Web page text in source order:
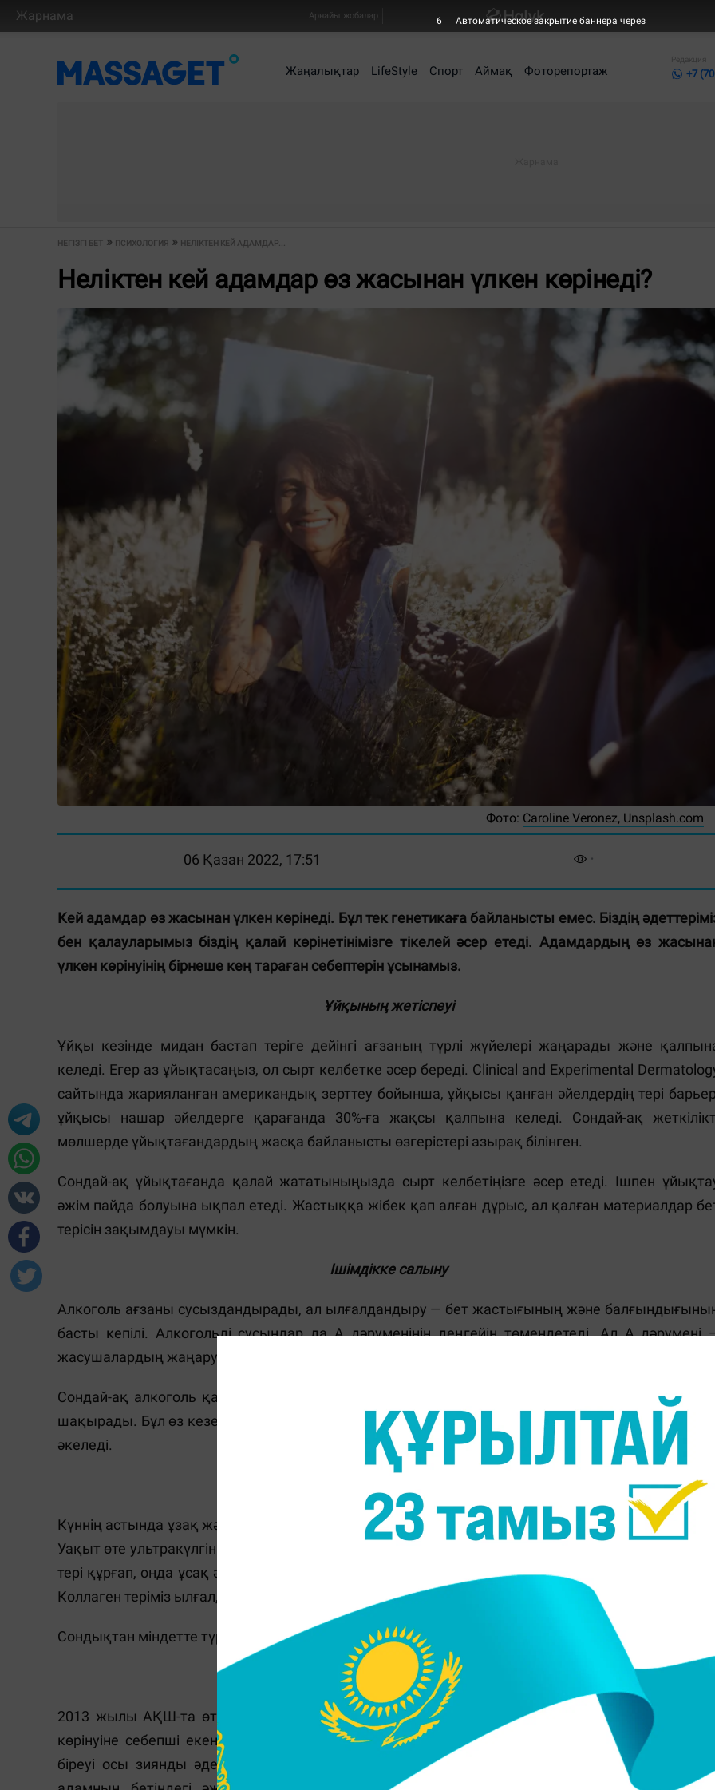
Жарнама Арнайы жобалар
Жаңалықтар LifeStyle Спорт Аймақ Фоторепортаж
Редакция
+7
НЕГІЗГІ БЕТ ПСИХОЛОГИЯ НЕЛІКТЕН КЕЙ АДАМДАР...
Неліктен кей адамдар өз жасынан үлкен көрінеді?
Фото: Caroline Veronez, Unsplash.com
06 Қазан 2022, 17:51
Кей адамдар өз жасынан үлкен көрінеді. Бұл тек генетикаға байланысты емес. Біздің
бен қалауларымыз біздің қалай көрінетінімізге тікелей әсер етеді. Адамдардың өз
үлкен көрінуінің бірнеше кең тараған себептерін ұсынамыз.
Ұйқының жетіспеуі
Ұйқы кезінде мидан бастап теріге дейінгі ағзаның түрлі жүйелері жаңарады және
келеді. Егер аз ұйықтасаңыз, ол сырт келбетке әсер береді. Clinical and Experimental
сайтында жарияланған американдық зерттеу бойынша, ұйқысы қанған әйелдердің тері
ұйқысы нашар әйелдерге қарағанда 30%-ға жақсы қалпына келеді. Сондай-ақ
мөлшерде ұйықтағандардың жасқа байланысты өзгерістері азырақ білінген.
Сондай-ақ ұйықтағанда қалай жататыныңызда сырт келбетіңізге әсер етеді. Ішпен
әжім пайда болуына ықпал етеді. Жастыққа жібек қап алған дұрыс, ал қалған материалдар
терісін зақымдауы мүмкін.
Ішімдікке салыну
Алкоголь ағзаны сусыздандырады, ал ылғалдандыру — бет жастығының және
басты кепілі. Алкогольді сусындар да А дәруменінің деңгейін төмендетеді. Ал А дәрумені
жасушалардың жаңаруына ықпал ететін антиоксиданттар.
Сондай-ақ алкоголь қанағымды арттырады, беттегі қан тамырлардың кеңеюін немесе үзілуін
шақырады. Бұл өз кезегінде бетте қызыл дақтардың немесе қауіпті аурулардың пайда болуына
әкеледі.
Күннің астында ұзақ және жиі болу теріге зиян. Соның себебінен өз жасыңыздан үлкен көрінесіз.
Уақыт өте ультракүлгін сәулелер жағымсыз салдарларға — фотоқартаюға әкеледі. Бұл жағдайда
тері құрғап, онда ұсақ әжімдер пайда болады. Бұл коллаген мөлшерінің азаюымен байланысты.
Коллаген теріміз ылғал, серпімді және тегіс болуы үшін қажет.
Сондықтан міндетте түрде, тіпті, қыста да күннен қорғайтын құрал қолданыңыз.
Темекі тарту
2013 жылы АҚШ-та өткізілген зерттеу бойынша, темекі тарту адамдардың өз жасынан үлкен
көрінуіне себепші екені анықталған. Тәжірибеге 79 біржұмыртқалық егіз қатысқан. Олардың
біреуі осы зиянды әдетке берілсе, екіншісі одан алшақ болған. Нәтижесінде, темекі
5 Автоматическое закрытие баннера через